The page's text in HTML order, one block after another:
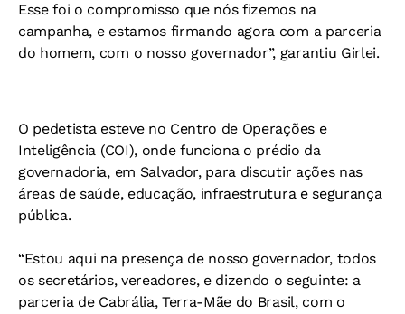
Esse foi o compromisso que nós fizemos na
campanha, e estamos firmando agora com a parceria
do homem, com o nosso governador”, garantiu Girlei.
O pedetista esteve no Centro de Operações e
Inteligência (COI), onde funciona o prédio da
governadoria, em Salvador, para discutir ações nas
áreas de saúde, educação, infraestrutura e segurança
pública.
“Estou aqui na presença de nosso governador, todos
os secretários, vereadores, e dizendo o seguinte: a
parceria de Cabrália, Terra-Mãe do Brasil, com o